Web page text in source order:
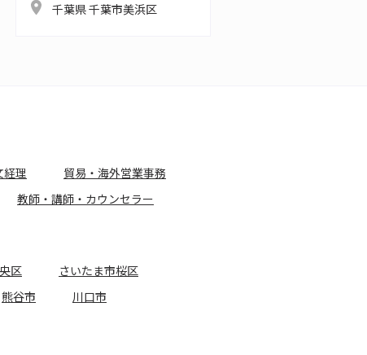
千葉県 千葉市美浜区
経理
貿易・海外営業事務
教師・講師・カウンセラー
区
さいたま市桜区
熊谷市
川口市